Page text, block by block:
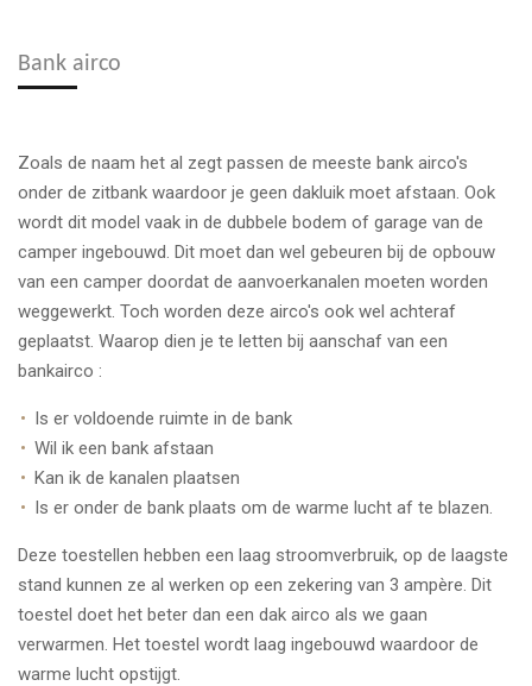
Bank airco
Zoals de naam het al zegt passen de meeste bank airco's
onder de zitbank waardoor je geen dakluik moet afstaan. Ook
wordt dit model vaak in de dubbele bodem of garage van de
camper ingebouwd. Dit moet dan wel gebeuren bij de opbouw
van een camper doordat de aanvoerkanalen moeten worden
weggewerkt. Toch worden deze airco's ook wel achteraf
geplaatst. Waarop dien je te letten bij aanschaf van een
bankairco :
Is er voldoende ruimte in de bank
Wil ik een bank afstaan
Kan ik de kanalen plaatsen
Is er onder de bank plaats om de warme lucht af te blazen.
Deze toestellen hebben een laag stroomverbruik, op de laagste
stand kunnen ze al werken op een zekering van 3 ampère. Dit
toestel doet het beter dan een dak airco als we gaan
verwarmen. Het toestel wordt laag ingebouwd waardoor de
warme lucht opstijgt.